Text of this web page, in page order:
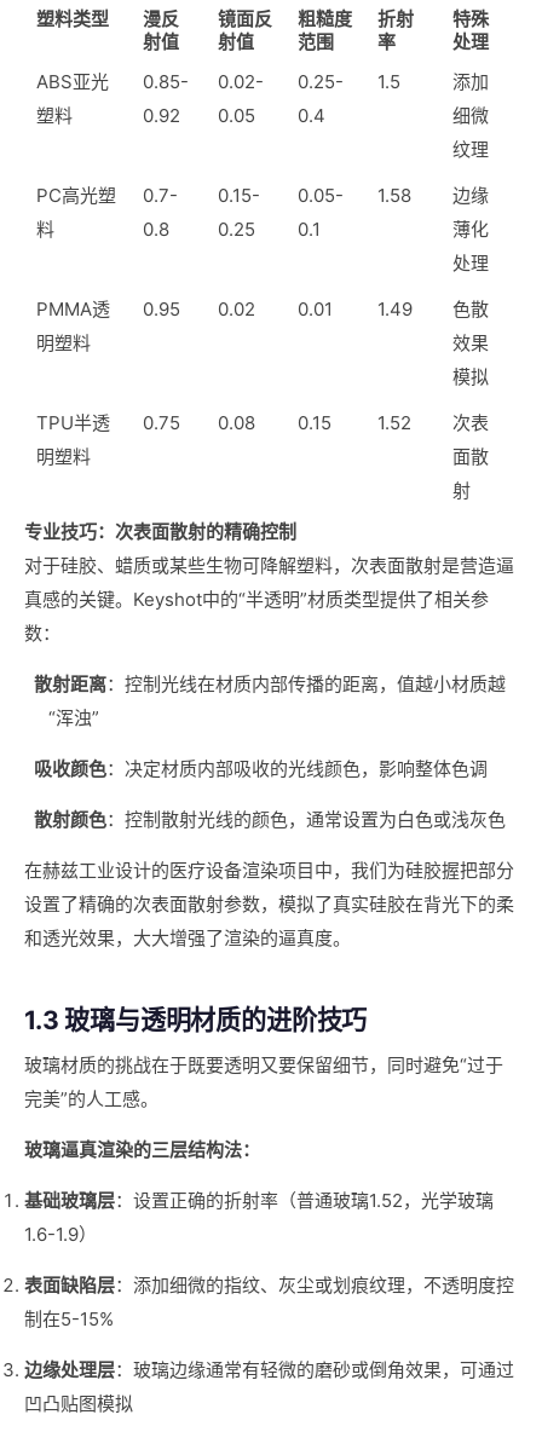
塑料类型
漫反
射值
镜面反
射值
粗糙度
范围
折射
率
特殊
处理
ABS亚光
塑料
0.85-
0.92
0.02-
0.05
0.25-
0.4
1.5
添加
细微
纹理
PC高光塑
料
0.7-
0.8
0.15-
0.25
0.05-
0.1
1.58
边缘
薄化
处理
PMMA透
明塑料
0.95 0.02 0.01 1.49
色散
效果
模拟
TPU半透
明塑料
0.75 0.08 0.15 1.52
次表
面散
射
专业技巧：次表面散射的精确控制
对于硅胶、蜡质或某些生物可降解塑料，次表面散射是营造逼
真感的关键。Keyshot中的“半透明”材质类型提供了相关参
数：
散射距离：控制光线在材质内部传播的距离，值越小材质越
“浑浊”
吸收颜色：决定材质内部吸收的光线颜色，影响整体色调
散射颜色：控制散射光线的颜色，通常设置为白色或浅灰色
在赫兹工业设计的医疗设备渲染项目中，我们为硅胶握把部分
设置了精确的次表面散射参数，模拟了真实硅胶在背光下的柔
和透光效果，大大增强了渲染的逼真度。
1.3 玻璃与透明材质的进阶技巧
玻璃材质的挑战在于既要透明又要保留细节，同时避免“过于
完美”的人工感。
玻璃逼真渲染的三层结构法：
基础玻璃层：设置正确的折射率（普通玻璃1.52，光学玻璃
1.6-1.9）
表面缺陷层：添加细微的指纹、灰尘或划痕纹理，不透明度控
制在5-15%
边缘处理层：玻璃边缘通常有轻微的磨砂或倒角效果，可通过
凹凸贴图模拟